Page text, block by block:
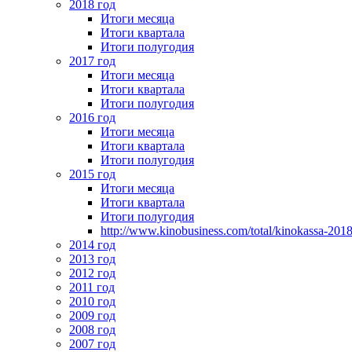
2018 год
Итоги месяца
Итоги квартала
Итоги полугодия
2017 год
Итоги месяца
Итоги квартала
Итоги полугодия
2016 год
Итоги месяца
Итоги квартала
Итоги полугодия
2015 год
Итоги месяца
Итоги квартала
Итоги полугодия
http://www.kinobusiness.com/total/kinokassa-
2014 год
2013 год
2012 год
2011 год
2010 год
2009 год
2008 год
2007 год